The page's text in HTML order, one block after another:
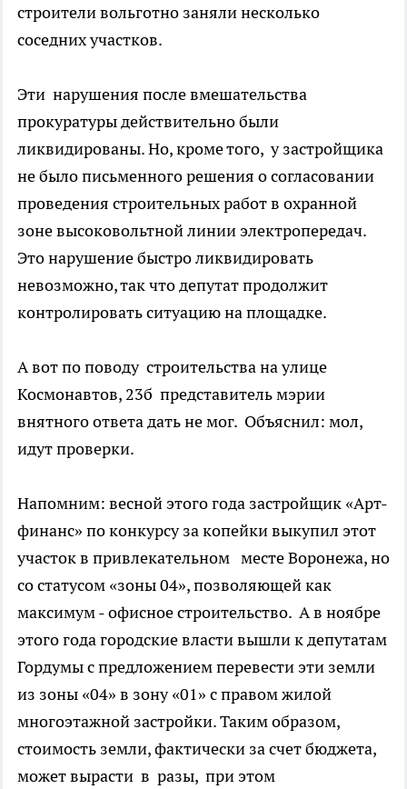
строители вольготно заняли несколько
соседних участков.
Эти нарушения после вмешательства
прокуратуры действительно были
ликвидированы. Но, кроме того, у застройщика
не было письменного решения о согласовании
проведения строительных работ в охранной
зоне высоковольтной линии электропередач.
Это нарушение быстро ликвидировать
невозможно, так что депутат продолжит
контролировать ситуацию на площадке.
А вот по поводу строительства на улице
Космонавтов, 23б представитель мэрии
внятного ответа дать не мог. Объяснил: мол,
идут проверки.
Напомним: весной этого года застройщик «Арт-
финанс» по конкурсу за копейки выкупил этот
участок в привлекательном месте Воронежа, но
со статусом «зоны 04», позволяющей как
максимум - офисное строительство. А в ноябре
этого года городские власти вышли к депутатам
Гордумы с предложением перевести эти земли
из зоны «04» в зону «01» с правом жилой
многоэтажной застройки. Таким образом,
стоимость земли, фактически за счет бюджета,
может вырасти в разы, при этом